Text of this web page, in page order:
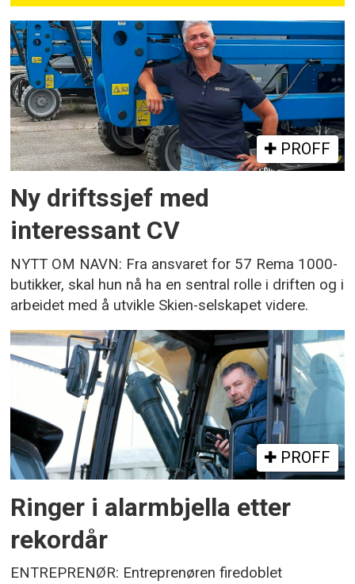
PROFF
Ny driftssjef med
interessant CV
NYTT OM NAVN: Fra ansvaret for 57 Rema 1000-
butikker, skal hun nå ha en sentral rolle i driften og i
arbeidet med å utvikle Skien-selskapet videre.
PROFF
Ringer i alarmbjella etter
rekordår
ENTREPRENØR: Entreprenøren firedoblet